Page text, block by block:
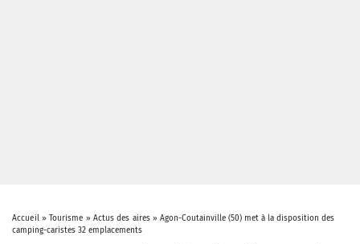
Accueil» Tourisme » Actus des aires »Agon-Coutainville (50) met à la disposition des
camping-caristes 32 emplacements